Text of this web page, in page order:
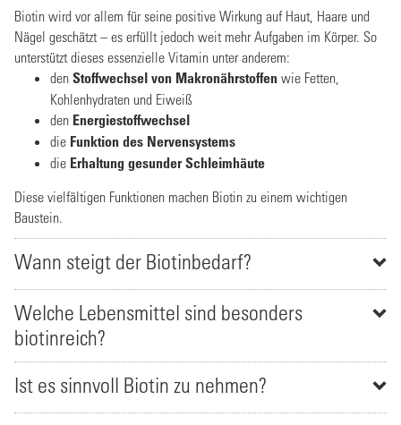
Biotin wird vor allem für seine positive Wirkung auf Haut, Haare und
Nägel geschätzt – es erfüllt jedoch weit mehr Aufgaben im Körper. So
unterstützt dieses essenzielle Vitamin unter anderem:
den Stoffwechsel von Makronährstoffen wie Fetten,
Kohlenhydraten und Eiweiß
den Energiestoffwechsel
die Funktion des Nervensystems
die Erhaltung gesunder Schleimhäute
Diese vielfältigen Funktionen machen Biotin zu einem wichtigen
Baustein.
Wann steigt der Biotinbedarf?
Welche Lebensmittel sind besonders
biotinreich?
Ist es sinnvoll Biotin zu nehmen?